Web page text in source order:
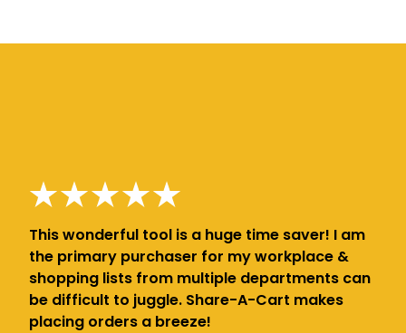
This wonderful tool is a huge time saver! I am
the primary purchaser for my workplace &
shopping lists from multiple departments can
be difficult to juggle. Share-A-Cart makes
placing orders a breeze!